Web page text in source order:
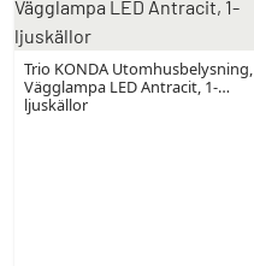
Trio KONDA Utomhusbelysning,
Vägglampa LED Antracit, 1-
ljuskällor